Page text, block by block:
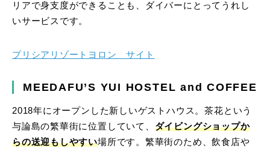
リアで身支度ができることも、ダイバーにとってうれし
いサービスです。
プリシアリゾートヨロン サイト
MEEDAFU’S YUI HOSTEL and COFFEE
2018年にオープンした新しいゲストハウス。茶花という
与論島の繁華街に位置していて、 ダイビングショップか
らの送迎もしやすい場所です。繁華街のため、飲食店や